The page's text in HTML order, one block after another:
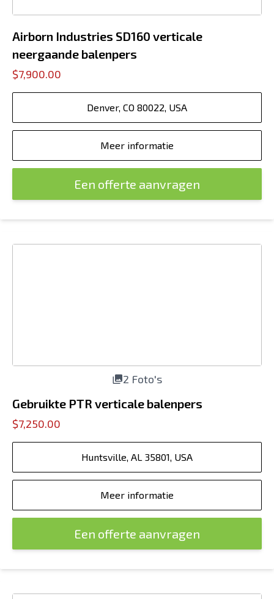
Airborn Industries SD160 verticale
neergaande balenpers
$7,900.00
Denver, CO 80022, USA
Meer informatie
Een offerte aanvragen
2 Foto's
Gebruikte PTR verticale balenpers
$7,250.00
Huntsville, AL 35801, USA
Meer informatie
Een offerte aanvragen